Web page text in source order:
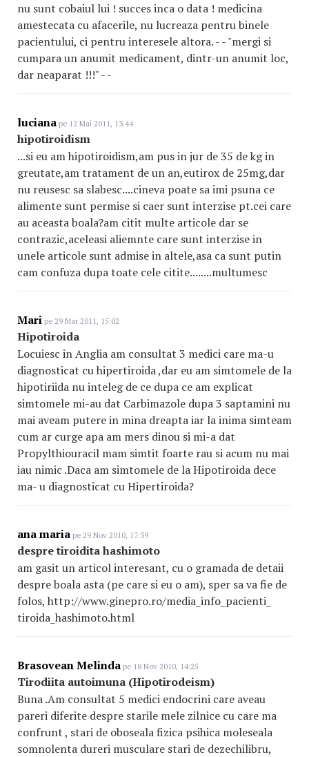
nu sunt cobaiul lui ! succes inca o data ! medicina
amestecata cu afacerile, nu lucreaza pentru binele
pacientului, ci pentru interesele altora. - - "mergi si
cumpara un anumit medicament, dintr-un anumit loc,
dar neaparat !!!" - -
luciana pe 12 Mai 2011, 13:44
hipotiroidism
...si eu am hipotiroidism,am pus in jur de 35 de kg in
greutate,am tratament de un an,eutirox de 25mg,dar
nu reusesc sa slabesc....cineva poate sa imi psuna ce
alimente sunt permise si caer sunt interzise pt.cei care
au aceasta boala?am citit multe articole dar se
contrazic,aceleasi aliemnte care sunt interzise in
unele articole sunt admise in altele,asa ca sunt putin
cam confuza dupa toate cele citite........multumesc
Mari pe 29 Mar 2011, 15:02
Hipotiroida
Locuiesc in Anglia am consultat 3 medici care ma-u
diagnosticat cu hipertiroida ,dar eu am simtomele de la
hipotiriida nu inteleg de ce dupa ce am explicat
simtomele mi-au dat Carbimazole dupa 3 saptamini nu
mai aveam putere in mina dreapta iar la inima simteam
cum ar curge apa am mers dinou si mi-a dat
Propylthiouracil mam simtit foarte rau si acum nu mai
iau nimic .Daca am simtomele de la Hipotiroida dece
ma- u diagnosticat cu Hipertiroida?
ana maria pe 29 Nov 2010, 17:39
despre tiroidita hashimoto
am gasit un articol interesant, cu o gramada de detaii
despre boala asta (pe care si eu o am), sper sa va fie de
folos, http://www.ginepro.ro/media_info_pacienti_
tiroida_hashimoto.html
Brasovean Melinda pe 18 Nov 2010, 14:25
Tirodiita autoimuna (Hipotirodeism)
Buna .Am consultat 5 medici endocrini care aveau
pareri diferite despre starile mele zilnice cu care ma
confrunt , stari de oboseala fizica psihica moleseala
somnolenta dureri musculare stari de dezechilibru,